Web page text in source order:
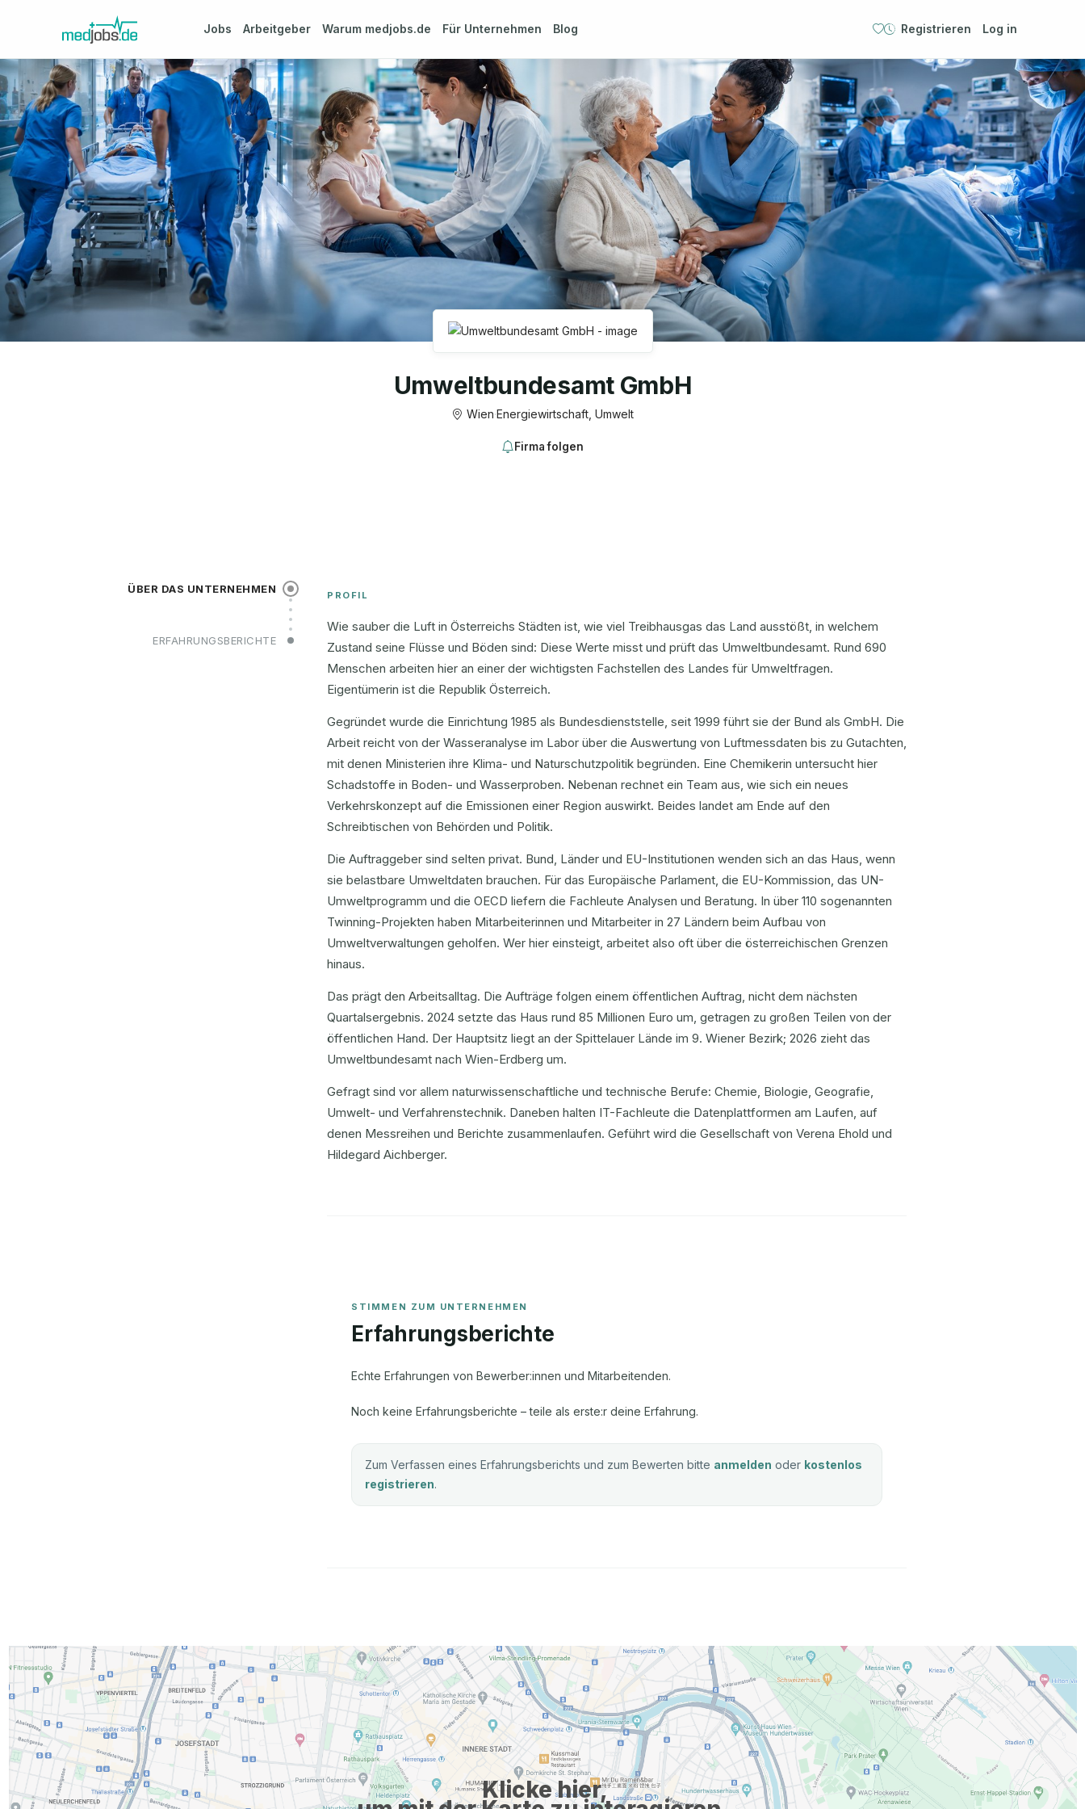
Jobs Arbeitgeber Warum medjobs.de Für Unternehmen Blog Registrieren Log in
Umweltbundesamt GmbH
Wien·Energiewirtschaft, Umwelt
Firma folgen
ÜBER DAS UNTERNEHMEN
ERFAHRUNGSBERICHTE
PROFIL
Wie sauber die Luft in Österreichs Städten ist, wie viel Treibhausgas das Land ausstößt, in welchem
Zustand seine Flüsse und Böden sind: Diese Werte misst und prüft das Umweltbundesamt. Rund 690
Menschen arbeiten hier an einer der wichtigsten Fachstellen des Landes für Umweltfragen.
Eigentümerin ist die Republik Österreich.
Gegründet wurde die Einrichtung 1985 als Bundesdienststelle, seit 1999 führt sie der Bund als GmbH. Die
Arbeit reicht von der Wasseranalyse im Labor über die Auswertung von Luftmessdaten bis zu Gutachten,
mit denen Ministerien ihre Klima- und Naturschutzpolitik begründen. Eine Chemikerin untersucht hier
Schadstoffe in Boden- und Wasserproben. Nebenan rechnet ein Team aus, wie sich ein neues
Verkehrskonzept auf die Emissionen einer Region auswirkt. Beides landet am Ende auf den
Schreibtischen von Behörden und Politik.
Die Auftraggeber sind selten privat. Bund, Länder und EU-Institutionen wenden sich an das Haus, wenn
sie belastbare Umweltdaten brauchen. Für das Europäische Parlament, die EU-Kommission, das UN-
Umweltprogramm und die OECD liefern die Fachleute Analysen und Beratung. In über 110 sogenannten
Twinning-Projekten haben Mitarbeiterinnen und Mitarbeiter in 27 Ländern beim Aufbau von
Umweltverwaltungen geholfen. Wer hier einsteigt, arbeitet also oft über die österreichischen Grenzen
hinaus.
Das prägt den Arbeitsalltag. Die Aufträge folgen einem öffentlichen Auftrag, nicht dem nächsten
Quartalsergebnis. 2024 setzte das Haus rund 85 Millionen Euro um, getragen zu großen Teilen von der
öffentlichen Hand. Der Hauptsitz liegt an der Spittelauer Lände im 9. Wiener Bezirk; 2026 zieht das
Umweltbundesamt nach Wien-Erdberg um.
Gefragt sind vor allem naturwissenschaftliche und technische Berufe: Chemie, Biologie, Geografie,
Umwelt- und Verfahrenstechnik. Daneben halten IT-Fachleute die Datenplattformen am Laufen, auf
denen Messreihen und Berichte zusammenlaufen. Geführt wird die Gesellschaft von Verena Ehold und
Hildegard Aichberger.
Erfahrungsberichte
Echte Erfahrungen von Bewerber:innen und Mitarbeitenden.
Noch keine Erfahrungsberichte – teile als erste:r deine Erfahrung.
Zum Verfassen eines Erfahrungsberichts und zum Bewerten bitte anmelden oder kostenlos
registrieren.
Klicke hier,